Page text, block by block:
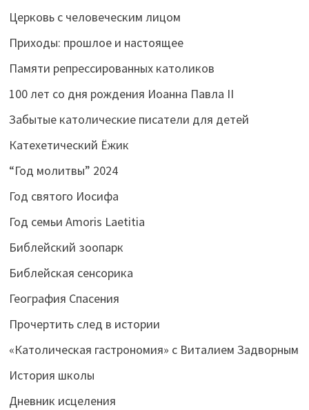
Церковь с человеческим лицом
Приходы: прошлое и настоящее
Памяти репрессированных католиков
100 лет со дня рождения Иоанна Павла II
Забытые католические писатели для детей
Катехетический Ёжик
“Год молитвы” 2024
Год святого Иосифа
Год семьи Amoris Laetitia
Библейский зоопарк
Библейская сенсорика
География Спасения
Прочертить след в истории
«Католическая гастрономия» с Виталием Задворным
История школы
Дневник исцеления